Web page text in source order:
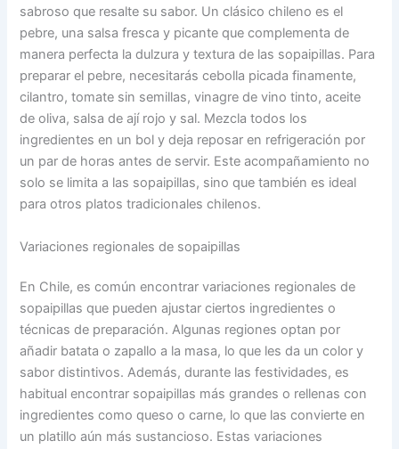
sabroso que resalte su sabor. Un clásico chileno es el
pebre, una salsa fresca y picante que complementa de
manera perfecta la dulzura y textura de las sopaipillas. Para
preparar el pebre, necesitarás cebolla picada finamente,
cilantro, tomate sin semillas, vinagre de vino tinto, aceite
de oliva, salsa de ají rojo y sal. Mezcla todos los
ingredientes en un bol y deja reposar en refrigeración por
un par de horas antes de servir. Este acompañamiento no
solo se limita a las sopaipillas, sino que también es ideal
para otros platos tradicionales chilenos.
Variaciones regionales de sopaipillas
En Chile, es común encontrar variaciones regionales de
sopaipillas que pueden ajustar ciertos ingredientes o
técnicas de preparación. Algunas regiones optan por
añadir batata o zapallo a la masa, lo que les da un color y
sabor distintivos. Además, durante las festividades, es
habitual encontrar sopaipillas más grandes o rellenas con
ingredientes como queso o carne, lo que las convierte en
un platillo aún más sustancioso. Estas variaciones